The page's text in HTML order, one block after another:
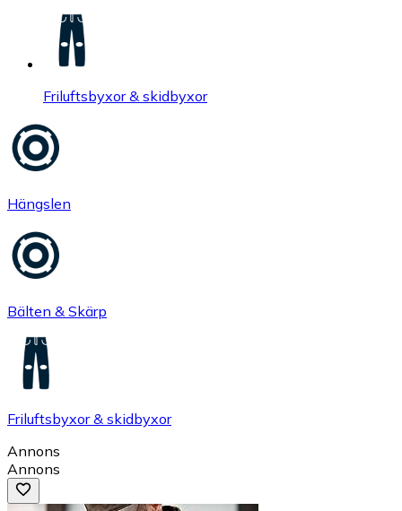
Friluftsbyxor & skidbyxor
Hängslen
Bälten & Skärp
Friluftsbyxor & skidbyxor
Annons
Annons